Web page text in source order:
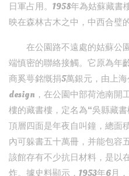
日軍占用。1958年為姑蘇藏書
映在森林古木之中，中西合璧
在公園路不遠處的姑蘇公
端慎密的聯絡接觸。它原為年
商奚萼銘慨捐5萬銀元，由上
design，在公園中部荷池南開
樓的藏書樓，定名為“吳縣藏
頂層四面是年夜自叫鐘，總面
內可躲書五十萬冊，并能包容
該館存有不少抗日材料，是以
炸。據史料顯示，1953年6月